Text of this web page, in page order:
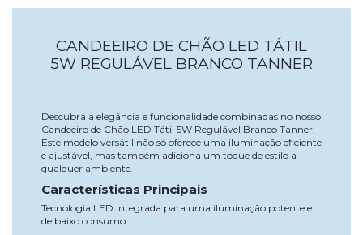
CANDEEIRO DE CHÃO LED TÁTIL
5W REGULÁVEL BRANCO TANNER
Descubra a elegância e funcionalidade combinadas no nosso
Candeeiro de Chão LED Tátil 5W Regulável Branco Tanner.
Este modelo versátil não só oferece uma iluminação eficiente
e ajustável, mas também adiciona um toque de estilo a
qualquer ambiente.
Características Principais
Tecnologia LED integrada para uma iluminação potente e
de baixo consumo.